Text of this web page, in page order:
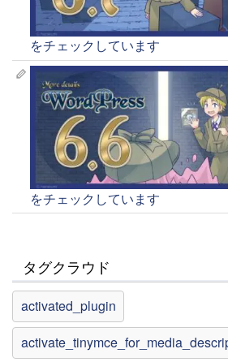
をチェックしています
をチェックしています
タグクラウド
activated_plugin